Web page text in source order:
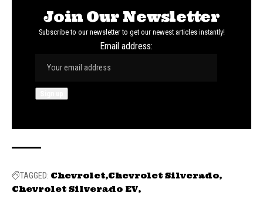
Join Our Newsletter
Subscribe to our newsletter to get our newest articles instantly!
Email address:
TAGGED: Chevrolet Chevrolet Silverado
Chevrolet Silverado EV